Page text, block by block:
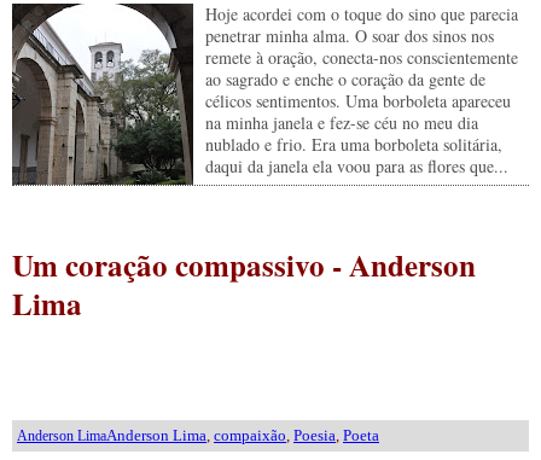
Hoje acordei com o toque do sino que parecia
penetrar minha alma. O soar dos sinos nos
remete à oração, conecta-nos conscientemente
ao sagrado e enche o coração da gente de
célicos sentimentos. Uma borboleta apareceu
na minha janela e fez-se céu no meu dia
nublado e frio. Era uma borboleta solitária,
daqui da janela ela voou para as flores que...
Um coração compassivo - Anderson
Lima
Anderson LimaAnderson Lima compaixão Poesia Poeta